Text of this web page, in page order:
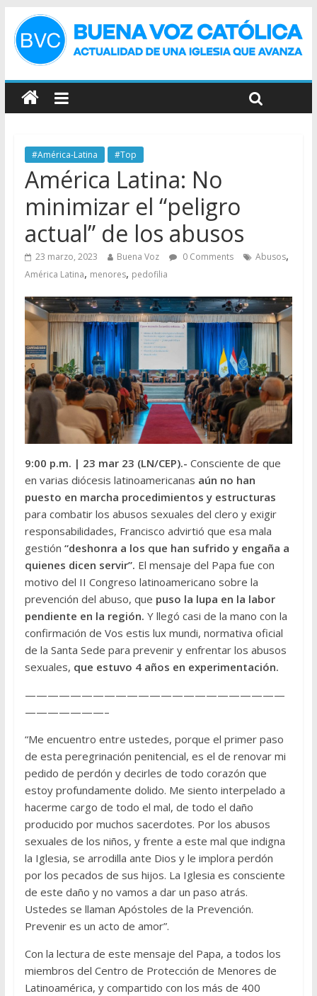
#América-Latina #Top
América Latina: No
minimizar el “peligro
actual” de los abusos
23 marzo, 2023 Buena Voz 0 Comments Abusos,
América Latina, menores, pedofilia
9:00 p.m. | 23 mar 23 (LN/CEP).- Consciente de que
en varias diócesis latinoamericanas aún no han
puesto en marcha procedimientos y estructuras
para combatir los abusos sexuales del clero y exigir
responsabilidades, Francisco advirtió que esa mala
gestión “deshonra a los que han sufrido y engaña a
quienes dicen servir”. El mensaje del Papa fue con
motivo del II Congreso latinoamericano sobre la
prevención del abuso, que puso la lupa en la labor
pendiente en la región. Y llegó casi de la mano con la
confirmación de Vos estis lux mundi, normativa oficial
de la Santa Sede para prevenir y enfrentar los abusos
sexuales, que estuvo 4 años en experimentación.
———————————————————————
———————–
“Me encuentro entre ustedes, porque el primer paso
de esta peregrinación penitencial, es el de renovar mi
pedido de perdón y decirles de todo corazón que
estoy profundamente dolido. Me siento interpelado a
hacerme cargo de todo el mal, de todo el daño
producido por muchos sacerdotes. Por los abusos
sexuales de los niños, y frente a este mal que indigna
la Iglesia, se arrodilla ante Dios y le implora perdón
por los pecados de sus hijos. La Iglesia es consciente
de este daño y no vamos a dar un paso atrás.
Ustedes se llaman Apóstoles de la Prevención.
Prevenir es un acto de amor”.
Con la lectura de este mensaje del Papa, a todos los
miembros del Centro de Protección de Menores de
Latinoamérica, y compartido con los más de 400